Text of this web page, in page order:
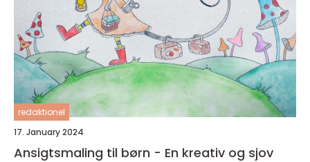
redaktionel
17. January 2024
Ansigtsmaling til børn - En kreativ og sjov